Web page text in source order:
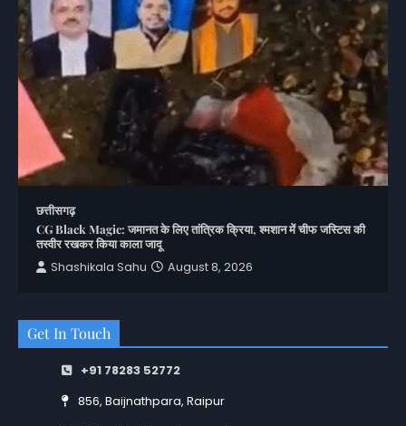
छत्तीसगढ़
CG Black Magic: जमानत के लिए तांत्रिक क्रिया, श्मशान में चीफ जस्टिस की
तस्वीर रखकर किया काला जादू
Shashikala Sahu
August 8, 2026
Get In Touch
+91 78283 52772
856, Baijnathpara, Raipur